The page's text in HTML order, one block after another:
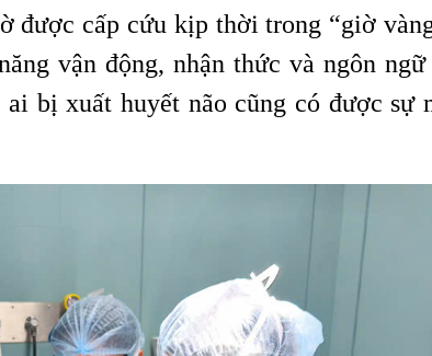
được cấp cứu kịp thời trong “giờ
vận động, nhận thức và ngôn ngữ
bị xuất huyết não cũng có được sự